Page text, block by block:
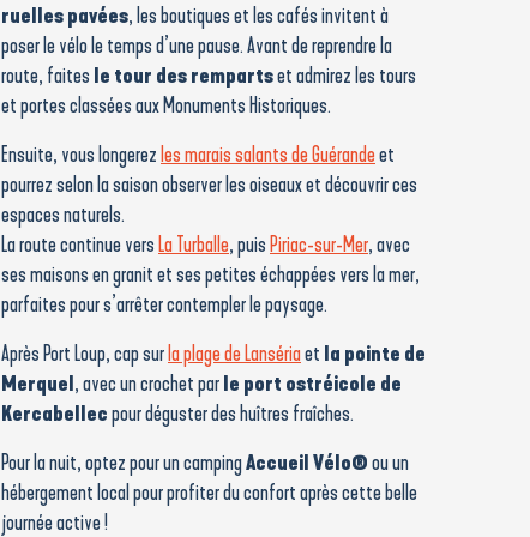
ruelles pavées, les boutiques et les cafés invitent à
poser le vélo le temps d’une pause. Avant de reprendre la
route, faites le tour des rempartset admirez les tours
et portes classées aux Monuments Historiques.
Ensuite, vous longerez les marais salants de Guérandeet
pourrez selon la saison observer les oiseaux et découvrir ces
espaces naturels.
La route continue vers La Turballe, puis Piriac-sur-Mer, avec
ses maisons en granit et ses petites échappées vers la mer,
parfaites pour s’arrêter contempler le paysage.
Après Port Loup, cap sur la plage de Lansériaet la pointe de
Merquel, avec un crochet parle port ostréicole de
Kercabellecpour déguster des huîtres fraîches.
Pour la nuit, optez pour un campingAccueil Vélo®ou un
hébergement local pour profiter du confort après cette belle
journée active !